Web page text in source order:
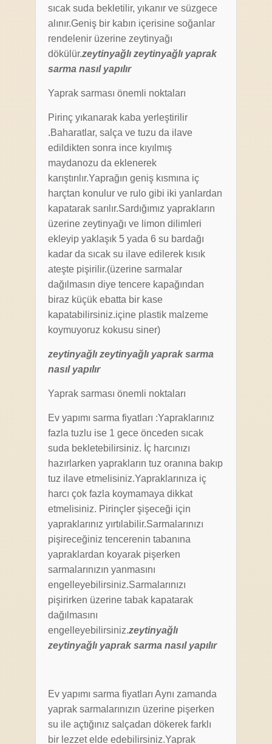
sıcak suda bekletilir, yıkanır ve süzgece
alınır.Geniş bir kabın içerisine soğanlar
rendelenir üzerine zeytinyağı
dökülür.zeytinyağlı zeytinyağlı yaprak
sarma nasıl yapılır
Yaprak sarması önemli noktaları
Pirinç yıkanarak kaba yerleştirilir
.Baharatlar, salça ve tuzu da ilave
edildikten sonra ince kıyılmış
maydanozu da eklenerek
karıştırılır.Yaprağın geniş kısmına iç
harçtan konulur ve rulo gibi iki yanlardan
kapatarak sarılır.Sardığımız yaprakların
üzerine zeytinyağı ve limon dilimleri
ekleyip yaklaşık 5 yada 6 su bardağı
kadar da sıcak su ilave edilerek kısık
ateşte pişirilir.(üzerine sarmalar
dağılmasın diye tencere kapağından
biraz küçük ebatta bir kase
kapatabilirsiniz.içine plastik malzeme
koymuyoruz kokusu siner)
zeytinyağlı zeytinyağlı yaprak sarma
nasıl yapılır
Yaprak sarması önemli noktaları
Ev yapımı sarma fiyatları :Yapraklarınız
fazla tuzlu ise 1 gece önceden sıcak
suda bekletebilirsiniz. İç harcınızı
hazırlarken yaprakların tuz oranına bakıp
tuz ilave etmelisiniz.Yapraklarınıza iç
harcı çok fazla koymamaya dikkat
etmelisiniz. Pirinçler şişeceği için
yapraklarınız yırtılabilir.Sarmalarınızı
pişireceğiniz tencerenin tabanına
yapraklardan koyarak pişerken
sarmalarınızın yanmasını
engelleyebilirsiniz.Sarmalarınızı
pişirirken üzerine tabak kapatarak
dağılmasını
engelleyebilirsiniz.zeytinyağlı
zeytinyağlı yaprak sarma nasıl yapılır
Ev yapımı sarma fiyatları Aynı zamanda
yaprak sarmalarınızın üzerine pişerken
su ile açtığınız salçadan dökerek farklı
bir lezzet elde edebilirsiniz.Yaprak